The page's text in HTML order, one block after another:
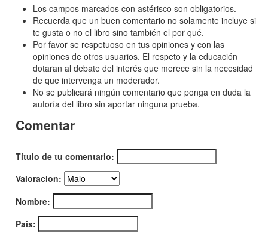
Los campos marcados con astérisco son obligatorios.
Recuerda que un buen comentario no solamente incluye si
te gusta o no el libro sino también el por qué.
Por favor se respetuoso en tus opiniones y con las
opiniones de otros usuarios. El respeto y la educación
dotaran al debate del interés que merece sin la necesidad
de que intervenga un moderador.
No se publicará ningún comentario que ponga en duda la
autoría del libro sin aportar ninguna prueba.
Comentar
Título de tu comentario:
Valoracion:
Nombre:
Pais: